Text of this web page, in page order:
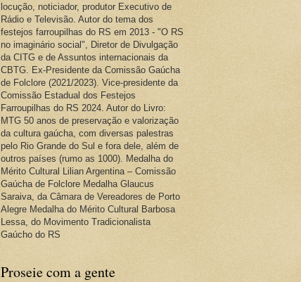
locução, noticiador, produtor Executivo de
Rádio e Televisão. Autor do tema dos
festejos farroupilhas do RS em 2013 - "O RS
no imaginário social", Diretor de Divulgação
da CITG e de Assuntos internacionais da
CBTG. Ex-Presidente da Comissão Gaúcha
de Folclore (2021/2023). Vice-presidente da
Comissão Estadual dos Festejos
Farroupilhas do RS 2024. Autor do Livro:
MTG 50 anos de preservação e valorização
da cultura gaúcha, com diversas palestras
pelo Rio Grande do Sul e fora dele, além de
outros países (rumo as 1000). Medalha do
Mérito Cultural Lilian Argentina – Comissão
Gaúcha de Folclore Medalha Glaucus
Saraiva, da Câmara de Vereadores de Porto
Alegre Medalha do Mérito Cultural Barbosa
Lessa, do Movimento Tradicionalista
Gaúcho do RS
Proseie com a gente